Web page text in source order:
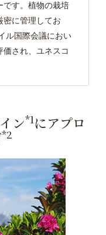
です。植物の栽培
密に管理してお
ル国際会議におい
価され、ユネスコ
ン*1にアプロ
*2